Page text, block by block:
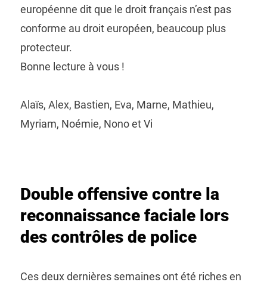
européenne dit que le droit français n’est pas
conforme au droit européen, beaucoup plus
protecteur.
Bonne lecture à vous !
Alaïs, Alex, Bastien, Eva, Marne, Mathieu,
Myriam, Noémie, Nono et Vi
Double offensive contre la
reconnaissance faciale lors
des contrôles de police
Ces deux dernières semaines ont été riches en